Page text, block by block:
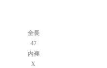
全長
47
內裡
X